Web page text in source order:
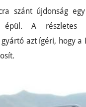
szánt újdonság
épül. A részletes
azt ígéri, hogy a